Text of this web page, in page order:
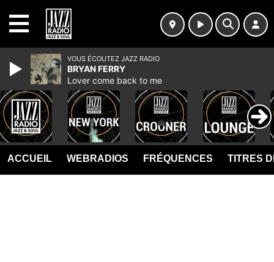
ACCUEIL WEBRADIOS FRÉQUENCES TITRES
VOUS ÉCOUTEZ JAZZ RADIO
BRYAN FERRY
Lover come back to me